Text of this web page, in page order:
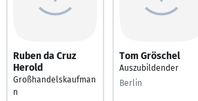
Ruben da Cruz
Herold
Großhandelskaufman
n
Tom Gröschel
Auszubildender
Berlin